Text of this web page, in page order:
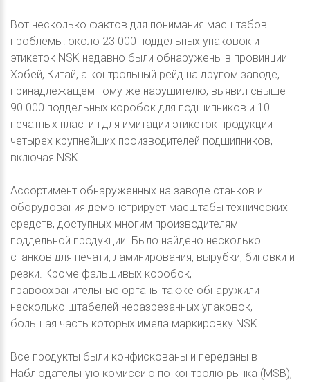
Вот несколько фактов для понимания масштабов
проблемы: около 23 000 поддельных упаковок и
этикеток NSK недавно были обнаружены в провинции
Хэбей, Китай, а контрольный рейд на другом заводе,
принадлежащем тому же нарушителю, выявил свыше
90 000 поддельных коробок для подшипников и 10
печатных пластин для имитации этикеток продукции
четырех крупнейших производителей подшипников,
включая NSK.
Ассортимент обнаруженных на заводе станков и
оборудования демонстрирует масштабы технических
средств, доступных многим производителям
поддельной продукции. Было найдено несколько
станков для печати, ламинирования, вырубки, биговки и
резки. Кроме фальшивых коробок,
правоохранительные органы также обнаружили
несколько штабелей неразрезанных упаковок,
большая часть которых имела маркировку NSK.
Все продукты были конфискованы и переданы в
Наблюдательную комиссию по контролю рынка (MSB),